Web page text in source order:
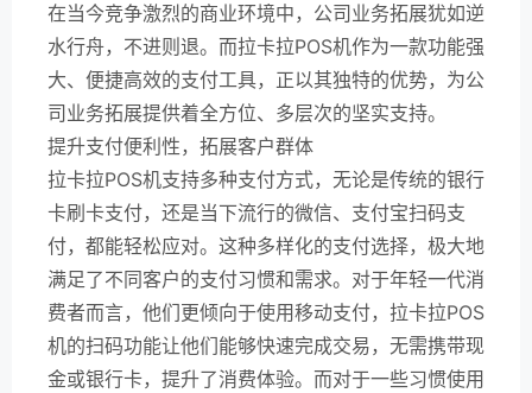
在当今竞争激烈的商业环境中，公司业务拓展犹如逆
水行舟，不进则退。而拉卡拉POS机作为一款功能强
大、便捷高效的支付工具，正以其独特的优势，为公
司业务拓展提供着全方位、多层次的坚实支持。
提升支付便利性，拓展客户群体
拉卡拉POS机支持多种支付方式，无论是传统的银行
卡刷卡支付，还是当下流行的微信、支付宝扫码支
付，都能轻松应对。这种多样化的支付选择，极大地
满足了不同客户的支付习惯和需求。对于年轻一代消
费者而言，他们更倾向于使用移动支付，拉卡拉POS
机的扫码功能让他们能够快速完成交易，无需携带现
金或银行卡，提升了消费体验。而对于一些习惯使用